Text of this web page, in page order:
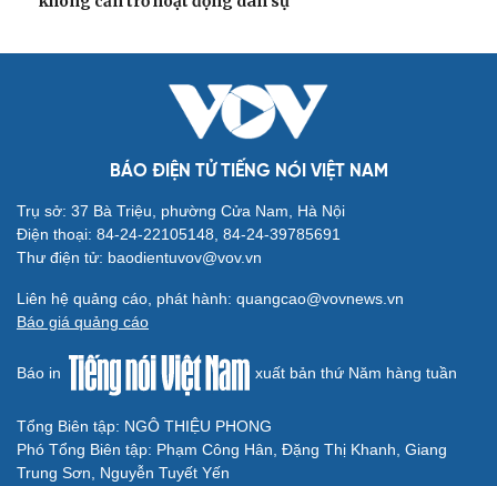
đo thực hành Chỉ thị 07
Đối ngoại linh hoạt dựa trên nền tảng chính trị vững
Điểm mới đột phá trong Chỉ thị số 07 về thực hành tư
tưởng, phong cách Hồ Chí Minh
Đảng ủy các cơ quan Đảng Trung ương xây dựng phần
mềm đánh giá cán bộ theo KPI
phải đo được kết quả thực chất
QUỐC HỘI
Đại biểu Quốc hội: Trao quyền lớn cho
Petrovietnam phải có “hàng rào” kiểm soát